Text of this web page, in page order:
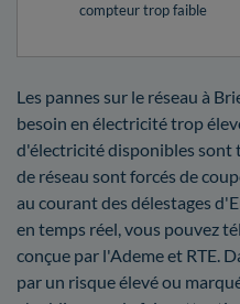
compteur trop faible
Les pannes sur le réseau à
besoin en électricité trop
d'électricité disponibles sont
de réseau sont forcés de
au courant des délestages
en temps réel, vous pouvez
conçue par l'Ademe et RTE.
par un risque élevé ou